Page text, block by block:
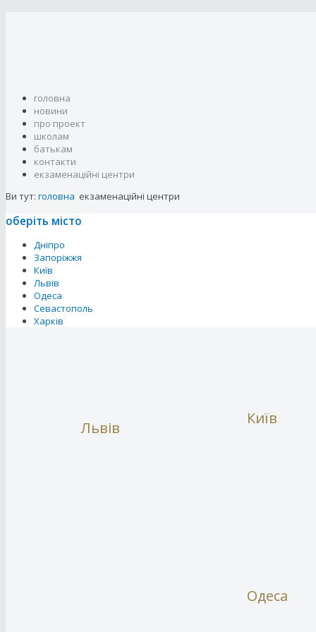
головна
новини
про проект
школам
батькам
контакти
eкзаменаційні центри
Ви тут: головна eкзаменаційні центри
оберіть місто
Дніпро
Запоріжжя
Київ
Львів
Одеса
Севастополь
Харків
Київ
Львів
Одеса